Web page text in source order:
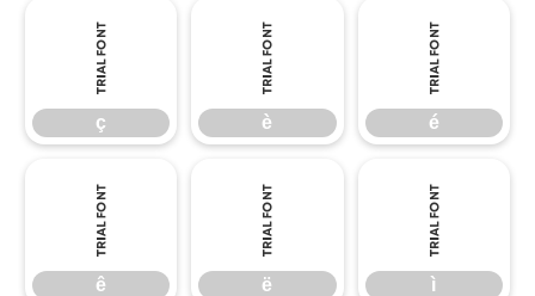
ç
ç
è
è
é
é
ê
ê
ë
ë
ì
ì